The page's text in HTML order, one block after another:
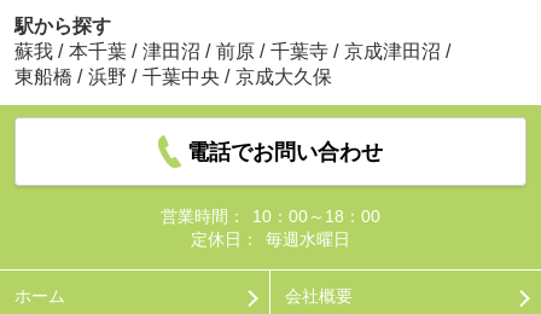
駅から探す
蘇我 / 本千葉 / 津田沼 / 前原 / 千葉寺 / 京成津田沼 /
東船橋 / 浜野 / 千葉中央 / 京成大久保
電話でお問い合わせ
営業時間：
10：00～18：00
定休日：
毎週水曜日
ホーム 会社概要